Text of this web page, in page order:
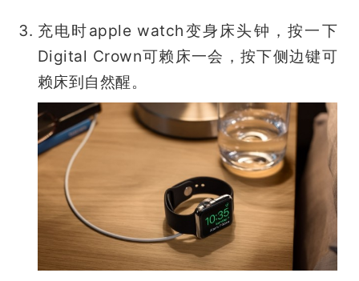
充电时apple watch变身床头钟，按一下
Digital Crown可赖床一会，按下侧边键可
赖床到自然醒。